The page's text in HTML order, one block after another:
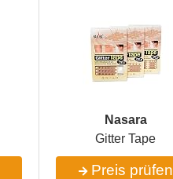
Nasara
Gitter Tape
Preis prüfen